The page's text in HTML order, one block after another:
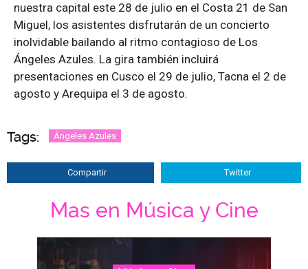
nuestra capital este 28 de julio en el Costa 21 de San
Miguel, los asistentes disfrutarán de un concierto
inolvidable bailando al ritmo contagioso de Los
Ángeles Azules. La gira también incluirá
presentaciones en Cusco el 29 de julio, Tacna el 2 de
agosto y Arequipa el 3 de agosto.
Tags: Ángeles Azules
Compartir Twitter
Mas en Música y Cine